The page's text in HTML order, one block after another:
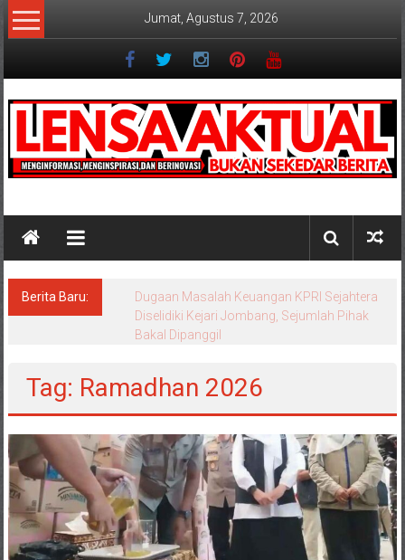
Lompat
ke
Jumat, Agustus 7, 2026
Berita Baru:
Dugaan Masalah Keuangan KPRI Sejahtera
Diselidiki Kejari Jombang, Sejumlah Pihak
Bakal Dipanggil
Tag: Ramadhan 2026